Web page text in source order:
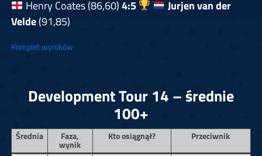
Henry Coates (86,60)4:5
Jurjen van der
Velde(91,85)
Komplet wyników
Development Tour 14 – średnie
100+
Średnia Faza,
wynik
Kto osiągnął? Przeciwnik